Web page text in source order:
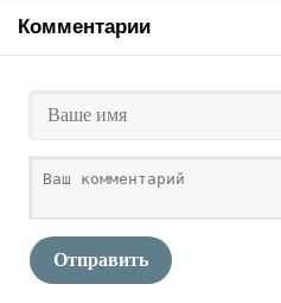
Комментарии
Отправить